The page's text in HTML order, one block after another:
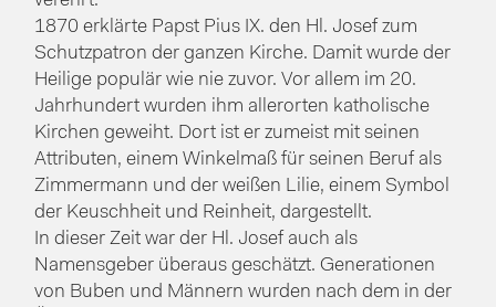
1870 erklärte Papst Pius IX. den Hl. Josef zum
Schutzpatron der ganzen Kirche. Damit wurde der
Heilige populär wie nie zuvor. Vor allem im 20.
Jahrhundert wurden ihm allerorten katholische
Kirchen geweiht. Dort ist er zumeist mit seinen
Attributen, einem Winkelmaß für seinen Beruf als
Zimmermann und der weißen Lilie, einem Symbol
der Keuschheit und Reinheit, dargestellt.
In dieser Zeit war der Hl. Josef auch als
Namensgeber überaus geschätzt. Generationen
von Buben und Männern wurden nach dem in der